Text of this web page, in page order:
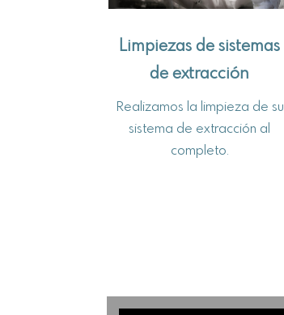
Limpiezas de sistemas
de extracción
Realizamos la limpieza de su
sistema de extracción al
completo.